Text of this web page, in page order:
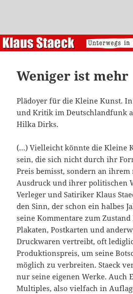
Weniger ist mehr
Plädoyer für die Kleine Kunst. In
und Kritik im Deutschlandfunk
Hilka Dirks.
(…) Vielleicht könnte die Kleine
sein, die sich nicht durch ihr
Preis bemisst, sondern an
Ausdruck und ihrer politischen
Verleger und Satiriker Klaus
den Sinn, der schon ein halbes
seine Kommentare zum
Plakaten, Postkarten und
Druckwaren vertreibt, oft
Produktionspreis, um seine
möglich zu verbreiten. Staeck
nur seine eigenen Werke. Auch
Multiples, also vielfach in